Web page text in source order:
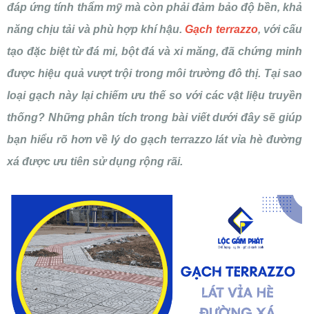
đáp ứng tính thẩm mỹ mà còn phải đảm bảo độ bền, khả
năng chịu tải và phù hợp khí hậu.Gạch terrazzo, với cấu
tạo đặc biệt từ đá mi, bột đá và xi măng, đã chứng minh
được hiệu quả vượt trội trong môi trường đô thị. Tại sao
loại gạch này lại chiếm ưu thế so với các vật liệu truyền
thống? Những phân tích trong bài viết dưới đây sẽ giúp
bạn hiểu rõ hơn về lý do gạch terrazzo lát vỉa hè đường
xá được ưu tiên sử dụng rộng rãi.